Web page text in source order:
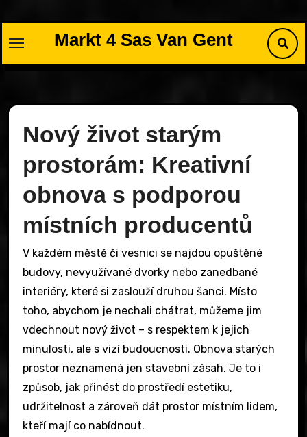
content
Markt 4 Sas Van Gent
Nový život starým
prostorám: Kreativní
obnova s podporou
místních producentů
V každém městě či vesnici se najdou opuštěné
budovy, nevyužívané dvorky nebo zanedbané
interiéry, které si zaslouží druhou šanci. Místo
toho, abychom je nechali chátrat, můžeme jim
vdechnout nový život – s respektem k jejich
minulosti, ale s vizí budoucnosti. Obnova starých
prostor neznamená jen stavební zásah. Je to i
způsob, jak přinést do prostředí estetiku,
udržitelnost a zároveň dát prostor místním lidem,
kteří mají co nabídnout.